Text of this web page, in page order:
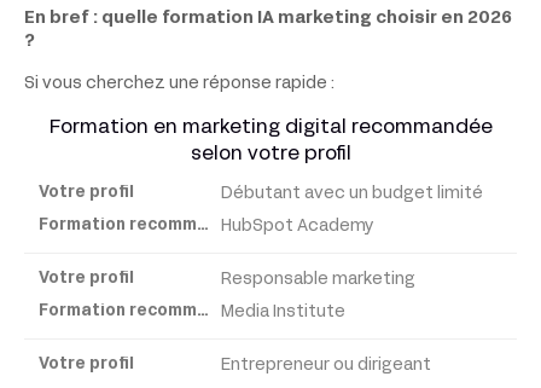
En bref : quelle formation IA marketing choisir en 2026
?
Si vous cherchez une réponse rapide :
Formation en marketing digital recommandée
selon votre profil
Votre
profil
recommandée
Débutant avec un budget limité
HubSpot Academy
Responsable marketing
Media Institute
Entrepreneur ou dirigeant